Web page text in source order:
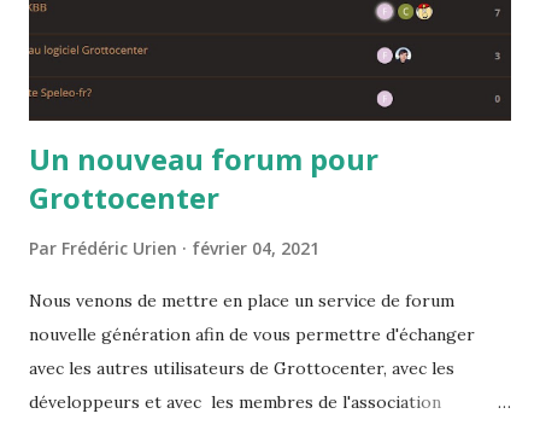
Un nouveau forum pour
Grottocenter
Par Frédéric Urien février 04, 2021
Nous venons de mettre en place un service de forum
nouvelle génération afin de vous permettre d'échanger
avec les autres utilisateurs de Grottocenter, avec les
développeurs et avec les membres de l'association